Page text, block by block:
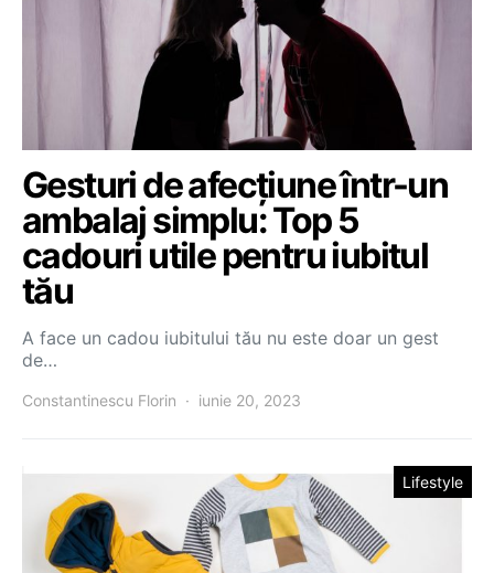
Gesturi de afecțiune într-un
ambalaj simplu: Top 5
cadouri utile pentru iubitul
tău
A face un cadou iubitului tău nu este doar un gest
de…
Constantinescu Florin iunie 20, 2023
Lifestyle